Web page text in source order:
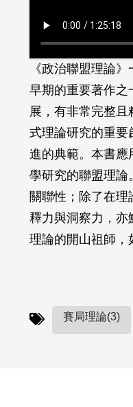
《政治聯盟理論
早期的重要著作之
展，有非常完整
式理論研究的重要
進的典範。本書應
學研究的聯盟理論
關聯性；除了在
釋力與洞察力，亦
理論的開山祖師，
賽局理論(3)